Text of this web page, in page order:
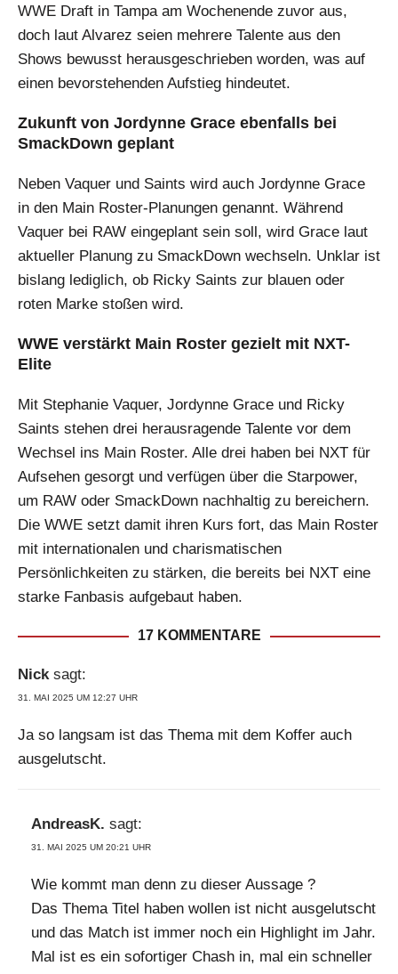
WWE Draft in Tampa am Wochenende zuvor aus,
doch laut Alvarez seien mehrere Talente aus den
Shows bewusst herausgeschrieben worden, was auf
einen bevorstehenden Aufstieg hindeutet.
Zukunft von Jordynne Grace ebenfalls bei
SmackDown geplant
Neben Vaquer und Saints wird auch Jordynne Grace
in den Main Roster-Planungen genannt. Während
Vaquer bei RAW eingeplant sein soll, wird Grace laut
aktueller Planung zu SmackDown wechseln. Unklar ist
bislang lediglich, ob Ricky Saints zur blauen oder
roten Marke stoßen wird.
WWE verstärkt Main Roster gezielt mit NXT-
Elite
Mit Stephanie Vaquer, Jordynne Grace und Ricky
Saints stehen drei herausragende Talente vor dem
Wechsel ins Main Roster. Alle drei haben bei NXT für
Aufsehen gesorgt und verfügen über die Starpower,
um RAW oder SmackDown nachhaltig zu bereichern.
Die WWE setzt damit ihren Kurs fort, das Main Roster
mit internationalen und charismatischen
Persönlichkeiten zu stärken, die bereits bei NXT eine
starke Fanbasis aufgebaut haben.
17 KOMMENTARE
Nick sagt:
31. MAI 2025 UM 12:27 UHR
Ja so langsam ist das Thema mit dem Koffer auch
ausgelutscht.
AndreasK. sagt:
31. MAI 2025 UM 20:21 UHR
Wie kommt man denn zu dieser Aussage ?
Das Thema Titel haben wollen ist nicht ausgelutscht
und das Match ist immer noch ein Highlight im Jahr.
Mal ist es ein sofortiger Chash in, mal ein schneller